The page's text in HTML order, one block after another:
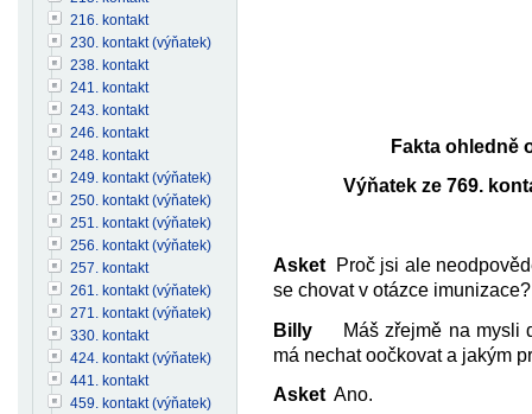
Fakta ohledně
Výňatek ze 769.
Asket Proč jsi ale
se chovat v otázce imunizace?
Billy Máš zřejmě na mysli
má nechat oočkovat a jakým
Asket Ano.
216. kontakt
230. kontakt (výňatek)
238. kontakt
241. kontakt
243. kontakt
246. kontakt
248. kontakt
249. kontakt (výňatek)
250. kontakt (výňatek)
251. kontakt (výňatek)
256. kontakt (výňatek)
257. kontakt
261. kontakt (výňatek)
271. kontakt (výňatek)
330. kontakt
424. kontakt (výňatek)
441. kontakt
459. kontakt (výňatek)